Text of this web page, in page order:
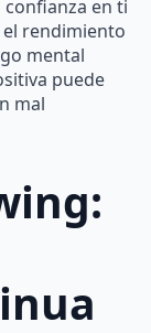
en ti
el rendimiento
mental
puede
mal